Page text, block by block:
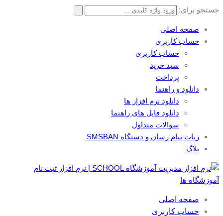
جستجو برای:
صفحه اصلی
حساب کاربری
حساب کاربری
سبد خرید
پرداخت
دانلود و راهنما
دانلود نرم افزار ها
دانلود فایل های راهنما
سوالات متداول
ربات پیام رسان و دستگاه SMSBAN
بلاگ
صفحه اصلی
حساب کاربری